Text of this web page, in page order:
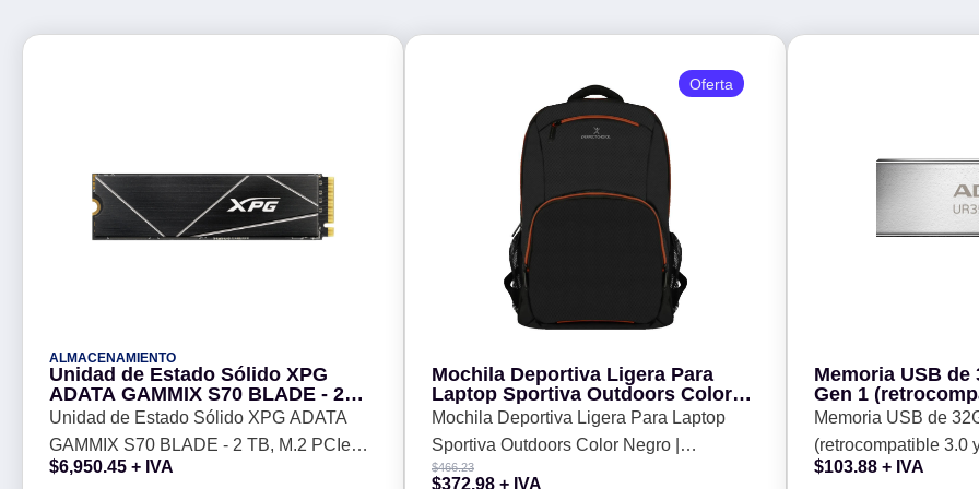
ALMACENAMIENTO
Unidad de Estado Sólido XPG
ADATA GAMMIX S70 BLADE - 2
TB, M.2 PCIe GEN4X4 (NVMe
Unidad de Estado Sólido XPG ADATA
GAMMIX S70 BLADE - 2 TB, M.2 PCIe
GEN4X4 (NVMe
$6,950.45 + IVA
Mochila Deportiva Ligera Para
Laptop Sportiva Outdoors Color
Negro | PERFECT CHOICE -
Mochila Deportiva Ligera Para Laptop
Sportiva Outdoors Color Negro |
PERFECT CHOICE -
$466.23
$372.98 + IVA
Oferta
Memoria USB de
Gen 1
diseño elegante
Metálico, negro.
RSR/BK
Memoria USB de
(retrocompatible 3.0
elegante sin tapa.
$103.88 + IVA